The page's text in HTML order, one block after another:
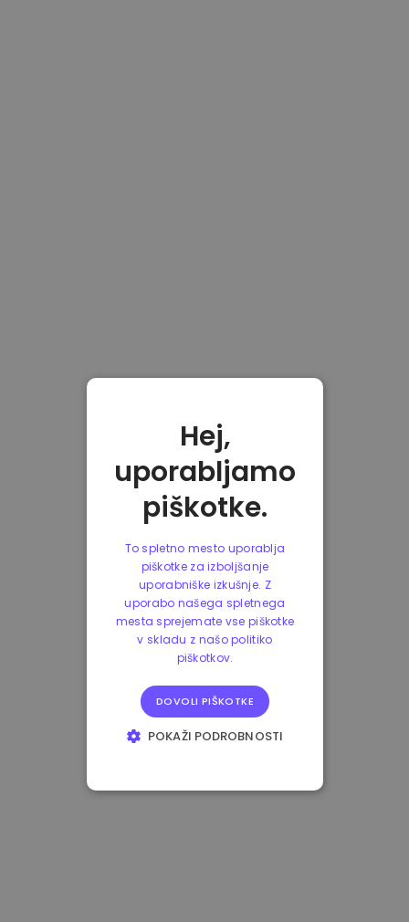
Hej,
uporabljamo
piškotke.
To spletno mesto uporablja
piškotke za izboljšanje
uporabniške izkušnje. Z
uporabo našega spletnega
mesta sprejemate vse piškotke
v skladu z našo politiko
piškotkov.
DOVOLI PIŠKOTKE
POKAŽI PODROBNOSTI